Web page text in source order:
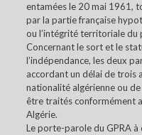
entamées le 20 mai 1961,
par la partie française
ou l’intégrité territoriale du
Concernant le sort et le
l’indépendance, les deux
accordant un délai de trois
nationalité algérienne ou
être traités conformément
Algérie.
Le porte-parole du GPRA à